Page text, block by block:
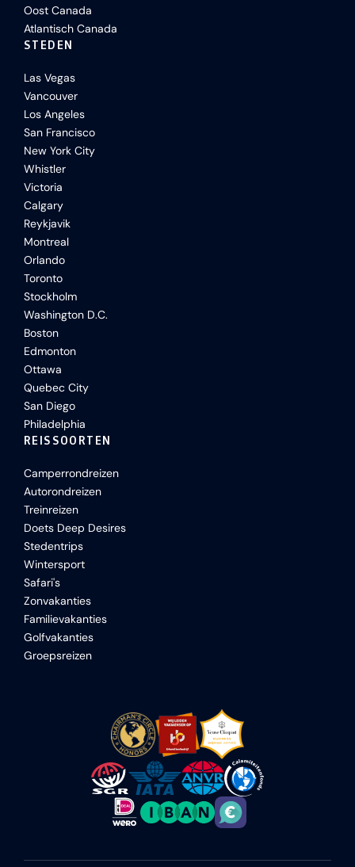
Oost Canada
Atlantisch Canada
STEDEN
Las Vegas
Vancouver
Los Angeles
San Francisco
New York City
Whistler
Victoria
Calgary
Reykjavik
Montreal
Orlando
Toronto
Stockholm
Washington D.C.
Boston
Edmonton
Ottawa
Quebec City
San Diego
Philadelphia
REISSOORTEN
Camperrondreizen
Autorondreizen
Treinreizen
Doets Deep Desires
Stedentrips
Wintersport
Safari's
Zonvakanties
Familievakanties
Golfvakanties
Groepsreizen